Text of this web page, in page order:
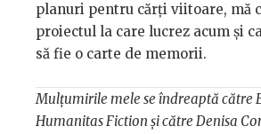
planuri pentru cărți viitoare, mă
proiectul la care lucrez acum și
să fie o carte de memorii.
Mulțumirile mele se îndreaptă către
Humanitas Fiction și către Denisa